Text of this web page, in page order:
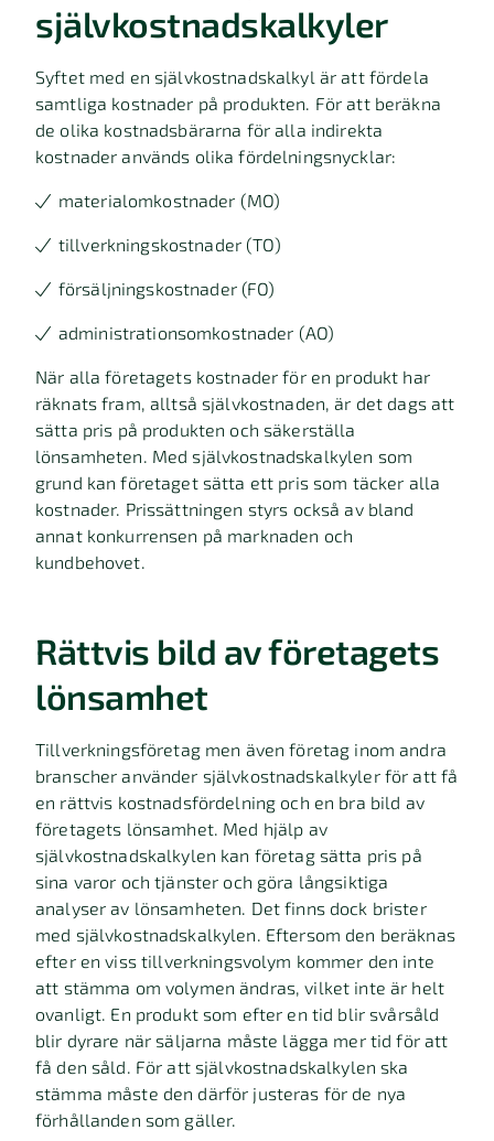
självkostnadskalkyler
Syftet med en självkostnadskalkyl är att fördela
samtliga kostnader på produkten. För att beräkna
de olika kostnadsbärarna för alla indirekta
kostnader används olika fördelningsnycklar:
materialomkostnader (MO)
tillverkningskostnader (TO)
försäljningskostnader (FO)
administrationsomkostnader (AO)
När alla företagets kostnader för en produkt har
räknats fram, alltså självkostnaden, är det dags att
sätta pris på produkten och säkerställa
lönsamheten. Med självkostnadskalkylen som
grund kan företaget sätta ett pris som täcker alla
kostnader. Prissättningen styrs också av bland
annat konkurrensen på marknaden och
kundbehovet.
Rättvis bild av företagets
lönsamhet
Tillverkningsföretag men även företag inom andra
branscher använder självkostnadskalkyler för att få
en rättvis kostnadsfördelning och en bra bild av
företagets lönsamhet. Med hjälp av
självkostnadskalkylen kan företag sätta pris på
sina varor och tjänster och göra långsiktiga
analyser av lönsamheten. Det finns dock brister
med självkostnadskalkylen. Eftersom den beräknas
efter en viss tillverkningsvolym kommer den inte
att stämma om volymen ändras, vilket inte är helt
ovanligt. En produkt som efter en tid blir svårsåld
blir dyrare när säljarna måste lägga mer tid för att
få den såld. För att självkostnadskalkylen ska
stämma måste den därför justeras för de nya
förhållanden som gäller.